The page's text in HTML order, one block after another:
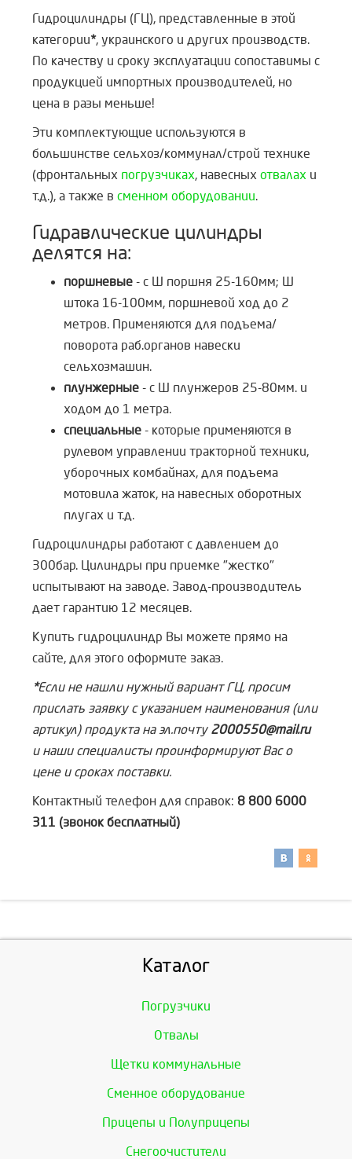
Гидроцилиндры (ГЦ), представленные в этой
категории*, украинского и других производств.
По качеству и сроку эксплуатации сопоставимы с
продукцией импортных производителей, но
цена в разы меньше!
Эти комплектующие используются в
большинстве сельхоз/коммунал/строй технике
(фронтальных погрузчиках, навесных отвалах и
т.д.), а также в сменном оборудовании.
Гидравлические цилиндры
делятся на:
поршневые - с Ø поршня 25-160мм; Ø
штока 16-100мм, поршневой ход до 2
метров. Применяются для подъема/
поворота раб.органов навески
сельхозмашин.
плунжерные - с Ø плунжеров 25-80мм. и
ходом до 1 метра.
специальные - которые применяются в
рулевом управлении тракторной техники,
уборочных комбайнах, для подъема
мотовила жаток, на навесных оборотных
плугах и т.д.
Гидроцилиндры работают с давлением до
300бар. Цилиндры при приемке "жестко"
испытывают на заводе. Завод-производитель
дает гарантию 12 месяцев.
Купить гидроцилиндр Вы можете прямо на
сайте, для этого оформите заказ.
*Если не нашли нужный вариант ГЦ, просим
прислать заявку с указанием наименования (или
артикул) продукта на эл.почту 2000550@mail.ru
и наши специалисты проинформируют Вас о
цене и сроках поставки.
Контактный телефон для справок: 8 800 6000
311 (звонок бесплатный)
Каталог
Погрузчики
Отвалы
Щетки коммунальные
Сменное оборудование
Прицепы и Полуприцепы
Снегоочистители